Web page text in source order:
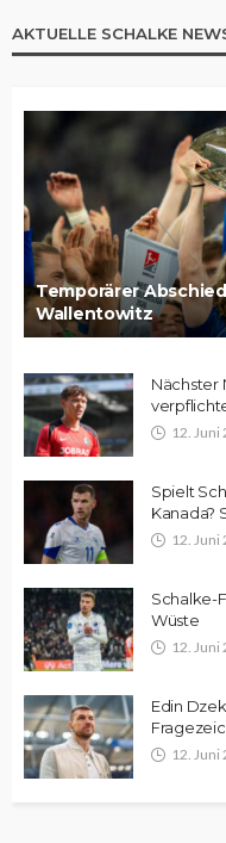
AKTUELLE SCHALKE
Temporärer
Wallentowitz
Nächster
12. Juni
Spielt
Kanada?
12. Juni
Schalke-
Wüste
12. Juni
Edin
12. Juni